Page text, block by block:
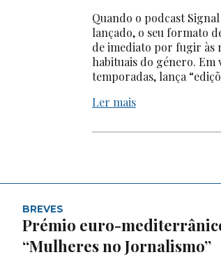
Quando o podcast
lançado, o seu formato
de imediato por fugir às
habituais do género. Em
temporadas, lança
Ler mais
BREVES
Prémio euro-
“Mulheres no Jornalismo”